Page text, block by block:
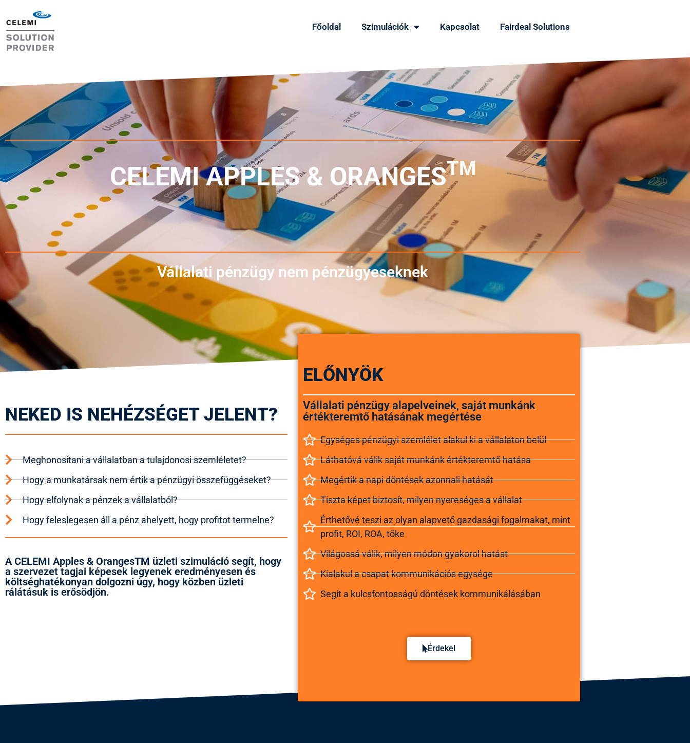
Főoldal Szimulációk Kapcsolat Fairdeal Solutions
CELEMI APPLES & ORANGESTM
Vállalati pénzügy nem pénzügyeseknek
NEKED IS NEHÉZSÉGET JELENT?
Meghonosítani a vállalatban a tulajdonosi szemléletet?
Hogy a munkatársak nem értik a pénzügyi összefüggéseket?
Hogy elfolynak a pénzek a vállalatból?
Hogy feleslegesen áll a pénz ahelyett, hogy profitot termelne?
A CELEMI Apples & OrangesTM üzleti szimuláció segít, hogy
a szervezet tagjai képesek legyenek eredményesen és
költséghatékonyan dolgozni úgy, hogy közben üzleti
rálátásuk is erősödjön.
ELŐNYÖK
Vállalati pénzügy alapelveinek, saját munkánk
értékteremtő hatásának megértése
Egységes pénzügyi szemlélet alakul ki a vállalaton belül
Láthatóvá válik saját munkánk értékteremtő hatása
Megértik a napi döntések azonnali hatását
Tiszta képet biztosít, milyen nyereséges a vállalat
Érthetővé teszi az olyan alapvető gazdasági fogalmakat, mint
profit, ROI, ROA, tőke
Világossá válik, milyen módon gyakorol hatást
Kialakul a csapat kommunikációs egysége
Segít a kulcsfontosságú döntések kommunikálásában
Érdekel